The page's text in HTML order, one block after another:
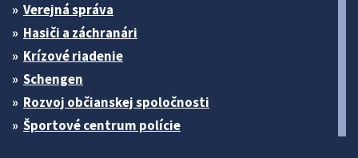
Verejná správa
Hasiči a záchranári
Krízové riadenie
Schengen
Rozvoj občianskej spoločnosti
Športové centrum polície